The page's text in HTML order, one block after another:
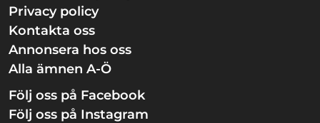
Privacy policy
Kontakta oss
Annonsera hos oss
Alla ämnen A-Ö
Följ oss på Facebook
Följ oss på Instagram